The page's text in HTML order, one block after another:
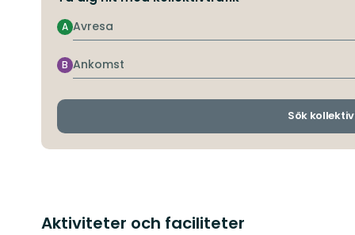
Avresa
A
Ankomst
B
Sök
Aktiviteter och faciliteter